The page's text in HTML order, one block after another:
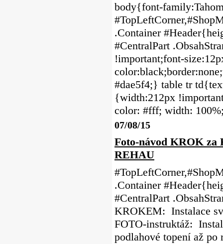
body{font-
.Container
#CentralPart
!important;font-
#dae5f4;} table tr
{width:212px
color: #fff; width:
07/08/15
Foto-návod KROK za
REHAU
.Container
#CentralPart
KROKEM: Instalace
FOTO-instruktáž:
podlahové topení až